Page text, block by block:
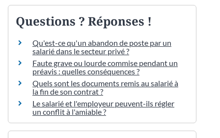
Questions ? Réponses !
Qu'est-ce qu'un abandon de poste par un
salarié dans le secteur privé ?
Faute grave ou lourde commise pendant un
préavis : quelles conséquences ?
Quels sont les documents remis au salarié à
la fin de son contrat ?
Le salarié et l'employeur peuvent-ils régler
un conflit à l'amiable ?